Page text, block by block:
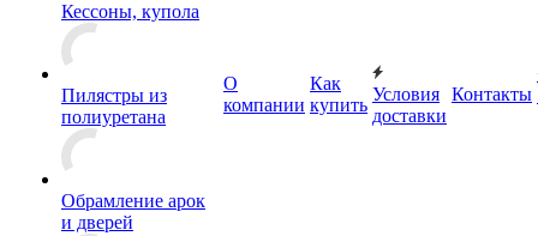
Кессоны, купола
Пилястры из
полиуретана
Обрамление арок
и дверей
О
компании
Как
купить
Условия
доставки
Контакты